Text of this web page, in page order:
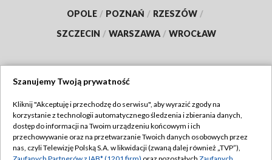
OPOLE / POZNAŃ / RZESZÓW /
SZCZECIN / WARSZAWA / WROCŁAW
TVP
Abonament TVP
Emisja w TVP
Regulamin TVP
Szanujemy Twoją prywatność
Kliknij "Akceptuję i przechodzę do serwisu", aby wyrazić zgody na
korzystanie z technologii automatycznego śledzenia i zbierania danych,
dostęp do informacji na Twoim urządzeniu końcowym i ich
przechowywanie oraz na przetwarzanie Twoich danych osobowych przez
nas, czyli Telewizję Polską S.A. w likwidacji (zwaną dalej również „TVP”),